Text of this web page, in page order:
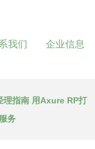
我们 企业信息
理指南 用Axure RP打
务